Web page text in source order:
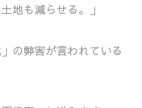
地も減らせる。」
の弊害が言われている